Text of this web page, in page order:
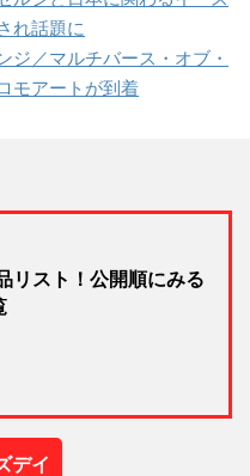
れ話題に
ジ／マルチバース・オブ・
モアートが到着
リスト！公開順にみる
デイ